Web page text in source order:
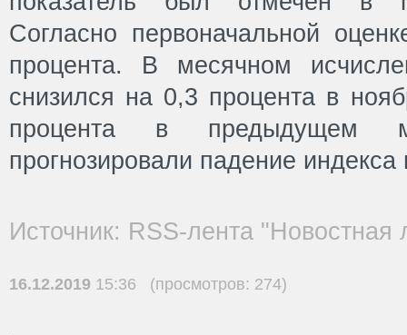
Согласно первоначальной
процента. В месячном
снизился на 0,3 процента в
процента в предыдущем
прогнозировали падение
Источник: RSS-лента "Новостная
16.12.2019 15:36 (просмотров: 274)